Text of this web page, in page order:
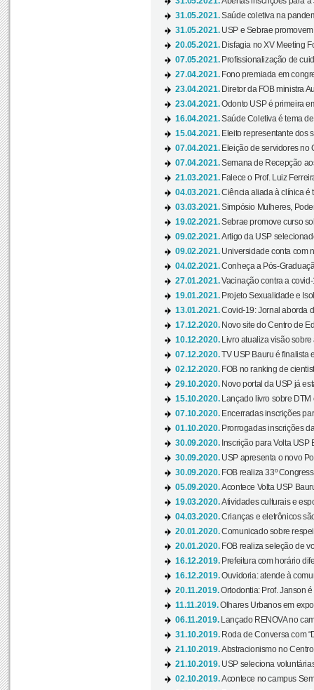
31.05.2021.Saúde coletiva na
31.05.2021. USP e Sebrae
20.05.2021. Disfagia no XV Meeting
07.05.2021. Profissionalização de
27.04.2021. Fono premiada em
23.04.2021. Diretor da FOB ministra
23.04.2021.Odonto USP é primeira
16.04.2021.Saúde Coletiva é tema
15.04.2021. Eleito representante dos
07.04.2021. Eleição de servidores no
07.04.2021.Semana de Recepção
21.03.2021. Falece o Prof. Luiz
04.03.2021.Ciência aliada à clínica é
03.03.2021.Simpósio Mulheres,
19.02.2021.Sebrae promove curso
09.02.2021.Artigo da USP
09.02.2021. Universidade conta com
04.02.2021.Conheça a Pós-
27.01.2021.Vacinação contra a
19.01.2021. Projeto Sexualidade e
13.01.2021.Covid-19: Jornal aborda
17.12.2020. Novo site do Centro de
10.12.2020.
Livro atualiza visão
07.12.2020.TV USP Bauru é finalista
02.12.2020. FOB no ranking de
29.10.2020. Novo portal da USP já
15.10.2020.
Lançado livro sobre
07.10.2020. Encerradas inscrições
01.10.2020. Prorrogadas inscrições
30.09.2020. Inscrição para Volta USP
30.09.2020. USP apresenta o novo
30.09.2020. FOB realiza 33º
05.09.2020.Acontece Volta USP
19.03.2020.Atividades culturais e
04.03.2020.Crianças e eletrônicos
20.01.2020.Comunicado sobre
20.01.2020. FOB realiza seleção de
16.12.2019. Prefeitura com horário
16.12.2019.Ouvidoria: atende à
20.11.2019.Ortodontia: Prof. Janson
11.11.2019.Olhares Urbanos em
06.11.2019.
Lançado RENOVA no
31.10.2019. Roda de Conversa com
21.10.2019.Abstracionismo no
21.10.2019. USP seleciona
02.10.2019.Acontece no campus